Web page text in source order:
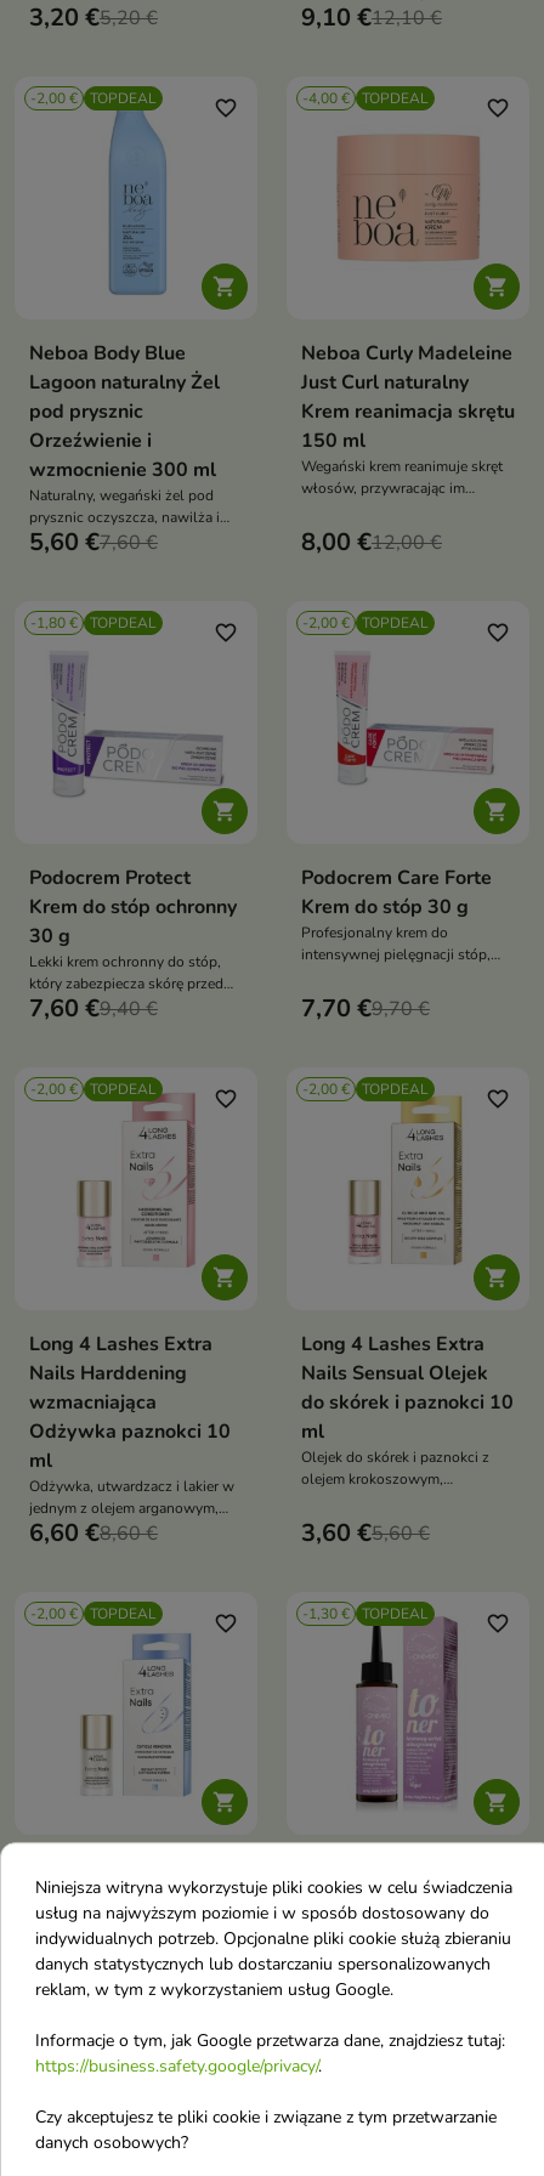
celebrująca markę BasicLab.
Kremowa formuła zapewnia
wykończenie – idealne na co
dzień i na specjalne okazje
3,20 €5,20 €
zawierający pantenol, proteiny
ułatwia rozczesywanie oraz
podkreśla naturalny skręt – bez
9,10 €12,10 €
-2,00 € TOPDEAL

favorite_border
Neboa Body Blue
Lagoon naturalny Żel
pod prysznic
Orzeźwienie i
wzmocnienie 300 ml
Naturalny, wegański żel pod
prysznic oczyszcza, nawilża i
odświeża skórę. Zapewnia
składników pochodzenia
5,60 €7,60 €
-4,00 € TOPDEAL

favorite_border
Neboa Curly Madeleine
Just Curl naturalny
Krem reanimacja skrętu
150 ml
Wegański krem reanimuje skręt
włosów, przywracając im
elastyczność. Wygładza,
niweluje puszenie i odżywia
włosów kręconych, falowanych
i rozjaśnianych
8,00 €12,00 €
-1,80 € TOPDEAL

favorite_border
Podocrem Protect
Krem do stóp ochronny
30 g
Lekki krem ochronny do stóp,
który zabezpiecza skórę przed
czynnikami mikrobiologicznymi,
7,60 €9,40 €
-2,00 € TOPDEAL

favorite_border
Podocrem Care Forte
Krem do stóp 30 g
Profesjonalny krem do
intensywnej pielęgnacji stóp,
przynosi ulgę skórze bardzo
suchej, zrogowaciałej i
7,70 €9,70 €
-2,00 € TOPDEAL

favorite_border
Long 4 Lashes Extra
Nails Harddening
wzmacniająca
Odżywka paznokci 10
ml
Odżywka, utwardzacz i lakier w
jednym z olejem arganowym,
proteinami grochu i witaminą E,
jako baza pod lakier
6,60 €8,60 €
-2,00 € TOPDEAL

favorite_border
Long 4 Lashes Extra
Nails Sensual Olejek
do skórek i paznokci 10
ml
Olejek do skórek i paznokci z
olejem krokoszowym,
intensywnie nawilża, regeneruje
i wzmacnia płytkę paznokcia
3,60 €5,60 €
-2,00 € TOPDEAL

favorite_border
Nails Professional
Preparat do usuwania
skórek 10 ml
Żel do usuwania skórek
zmiękcza i nawilża, usuwa
przygotowuje paznokcie do
dalszej pielęgnacji
3,60 € 5,60 €
-1,30 € TOPDEAL

favorite_border
Toner do włosów
Kremowy Sorbet
Winogronowy 100 ml
Toner do włosów blond – jasny
fiolet w odcieniu kremowego
amoniaku i wody utlenionej,
wygładza, odżywia i nadaje
7,40 € 8,70 €
-1,30 € TOPDEAL favorite_border TOPDEAL favorite_border
Niniejsza witryna wykorzystuje pliki cookies w celu świadczenia
usług na najwyższym poziomie i w sposób dostosowany do
indywidualnych potrzeb. Opcjonalne pliki cookie służą zbieraniu
danych statystycznych lub dostarczaniu spersonalizowanych
reklam, w tym z wykorzystaniem usług Google.
Informacje o tym, jak Google przetwarza dane, znajdziesz tutaj:
https://business.safety.google/privacy/.
Czy akceptujesz te pliki cookie i związane z tym przetwarzanie
danych osobowych?